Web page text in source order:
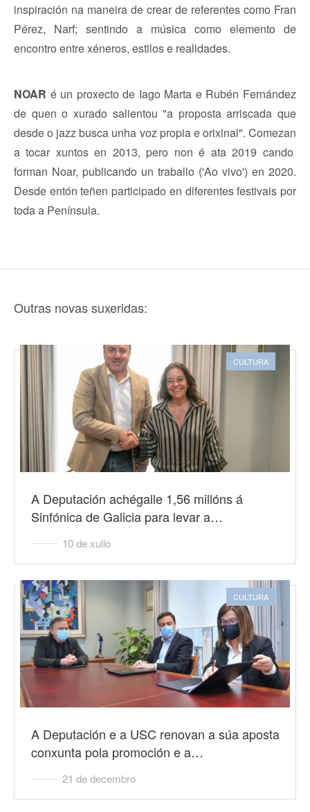
inspiración na maneira de crear de referentes como Fran
Pérez, Narf; sentindo a música como elemento de
encontro entre xéneros, estilos e realidades.
NOAR é un proxecto de Iago Marta e Rubén Fernández
de quen o xurado salientou "a proposta arriscada que
desde o jazz busca unha voz propia e orixinal". Comezan
a tocar xuntos en 2013, pero non é ata 2019 cando
forman Noar, publicando un traballo ('Ao vivo') en 2020.
Desde entón teñen participado en diferentes festivais por
toda a Península.
Outras novas suxeridas:
CULTURA
A Deputación achégalle 1,56 millóns á
Sinfónica de Galicia para levar a…
10 de xullo
CULTURA
A Deputación e a USC renovan a súa aposta
conxunta pola promoción e a…
21 de decembro